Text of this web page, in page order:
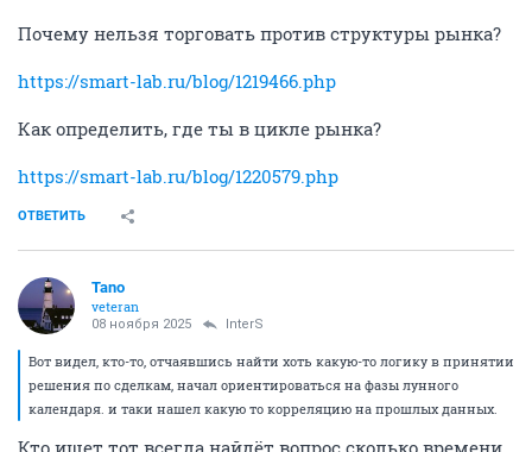
Почему нельзя торговать против структуры рынка?
https://smart-lab.ru/blog/1219466.php
Как определить, где ты в цикле рынка?
https://smart-lab.ru/blog/1220579.php
ОТВЕТИТЬ
Tano
veteran
08 ноября 2025 InterS
Вот видел, кто-то, отчаявшись найти хоть какую-то логику в принятии
решения по сделкам, начал ориентироваться на фазы лунного
календаря. и таки нашел какую то корреляцию на прошлых данных.